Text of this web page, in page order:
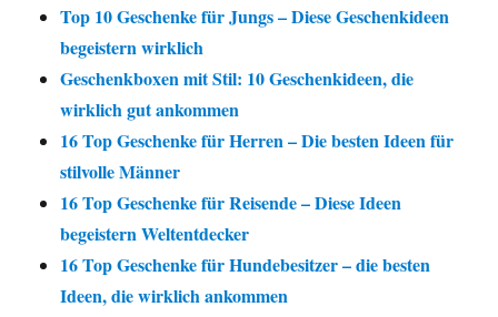
Top 10 Geschenke für Jungs – Diese Geschenkideen
begeistern wirklich
Geschenkboxen mit Stil: 10 Geschenkideen, die
wirklich gut ankommen
16 Top Geschenke für Herren – Die besten Ideen für
stilvolle Männer
16 Top Geschenke für Reisende – Diese Ideen
begeistern Weltentdecker
16 Top Geschenke für Hundebesitzer – die besten
Ideen, die wirklich ankommen